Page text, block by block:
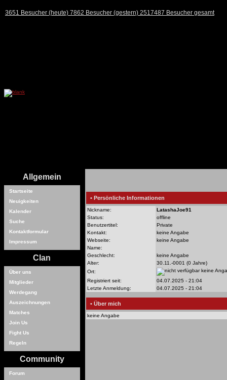
3651 Besucher (heute) 7862 Besucher (gestern) 2517487 Besucher gesamt
Allgemein
Startseite
Neuigkeiten
Kalender
Suche
Kontaktformular
Impressum
Clan
Über uns
Mitglieder
Werdegang
Auszeichnungen
Matches
Join Us
Fight Us
Regeln
Community
Forum
• Persönliche Informationen
Nickname:
LatashaJoe91
Status:
offline
Benutzertitel:
Private
Kontakt:
keine Angabe
Webseite:
keine Angabe
Name:
Geschlecht:
keine Angabe
Alter:
30.11.-0001 (0 Jahre)
Ort:
keine
Registriert seit:
04.07.2025 - 21:04
Letzte Anmeldung:
04.07.2025 - 21:04
• Über mich
keine Angabe